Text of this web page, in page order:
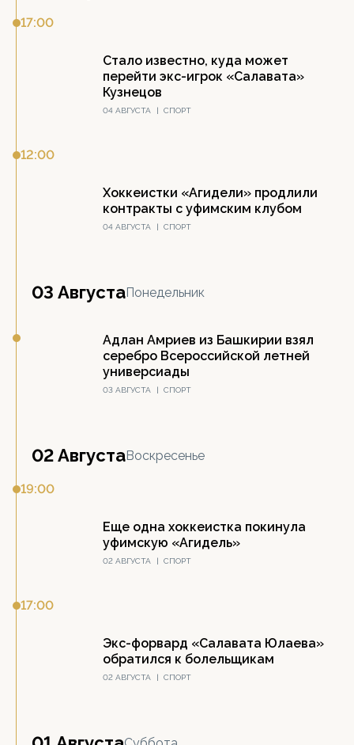
17:00
Стало известно, куда может
перейти экс-игрок «Салавата»
Кузнецов
04 АВГУСТА | СПОРТ
12:00
Хоккеистки «Агидели» продлили
контракты с уфимским клубом
04 АВГУСТА | СПОРТ
03 АвгустаПонедельник
Адлан Амриев из Башкирии взял
серебро Всероссийской летней
универсиады
03 АВГУСТА | СПОРТ
02 АвгустаВоскресенье
19:00
Еще одна хоккеистка покинула
уфимскую «Агидель»
02 АВГУСТА | СПОРТ
17:00
Экс-форвард «Салавата Юлаева»
обратился к болельщикам
02 АВГУСТА | СПОРТ